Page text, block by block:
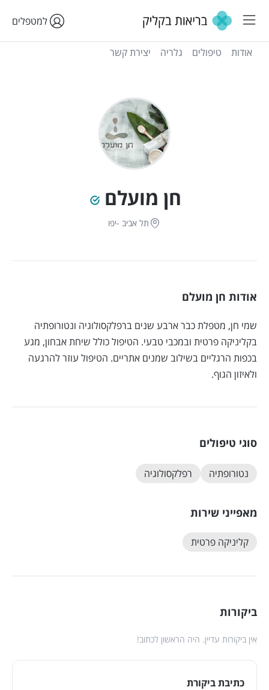
למטפלים
חן מועלם
תל אביב -יפו
אודות טיפולים גלריה יצירת קשר
אודות חן מועלם
שמי חן, מטפלת כבר ארבע שנים ברפלקסולוגיה ונטורופתיה
בקליניקה פרטית ובמכבי טבעי. הטיפול כולל שיחת אבחון, מגע
בכפות הרגליים בשילוב שמנים אתריים. הטיפול עוזר להרגעה
ולאיזון הגוף.
סוגי טיפולים
נטורופתיה רפלקסולוגיה
מאפייני שירות
קליניקה פרטית
ביקורות
אין ביקורות עדיין. היה הראשון לכתוב!
כתיבת ביקורת